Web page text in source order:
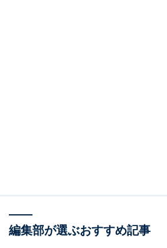
編集部が選ぶおすすめ記事